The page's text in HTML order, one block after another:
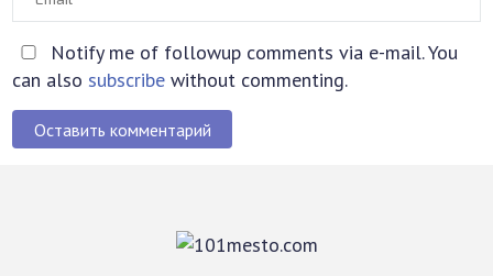
Notify me of followup comments via e-mail. You
can also subscribe without commenting.
Оставить комментарий